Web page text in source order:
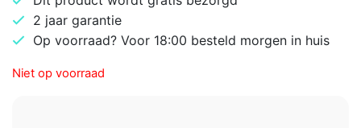
2 jaar garantie
Op voorraad? Voor 18:00 besteld morgen in huis
Niet op voorraad